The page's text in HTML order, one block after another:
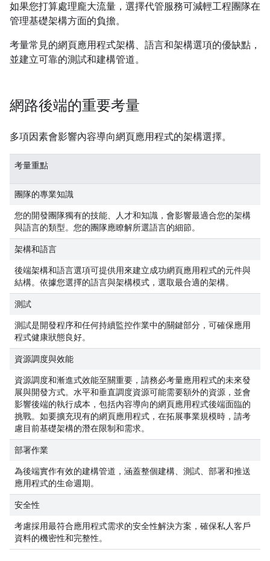
如果您打算處理龐大流量，選擇代管服務可減輕工程團隊在
管理基礎架構方面的負擔。
考量常見的網頁應用程式架構、語言和架構選項的優缺點，
並建立可靠的測試和建構管道。
網路後端的重要考量
多項因素會影響內容導向網頁應用程式的架構選擇。
考量重點
團隊的專業知識
您的開發團隊獨有的技能、人才和知識，會影響最適合您的架構
與語言的類型。您的團隊應瞭解所選語言的細節。
架構和語言
後端架構和語言選項可提供用來建立成功網頁應用程式的元件與
結構。依據您選擇的語言與架構模式，選取最合適的架構。
測試
測試是開發程序和任何持續監控作業中的關鍵部分，可確保應用
程式健康狀態良好。
資源調度與效能
資源調度和漸進式效能至關重要，請務必考量應用程式的未來發
展與開發方式。水平和垂直調度資源可能需要額外的資源，並會
影響後端的執行成本，包括內容導向的網頁應用程式後端面臨的
挑戰。如要擴充現有的網頁應用程式，在拓展事業規模時，請考
慮目前基礎架構的潛在限制和需求。
部署作業
為後端實作有效的建構管道，涵蓋整個建構、測試、部署和推送
應用程式的生命週期。
安全性
考慮採用最符合應用程式需求的安全性解決方案，確保私人客戶
資料的機密性和完整性。